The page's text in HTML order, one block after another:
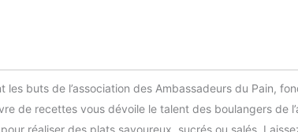
buts de l’association des Ambassadeurs du Pain,
de recettes vous dévoile le talent des boulangers de
réaliser des plats savoureux, sucrés ou salés.